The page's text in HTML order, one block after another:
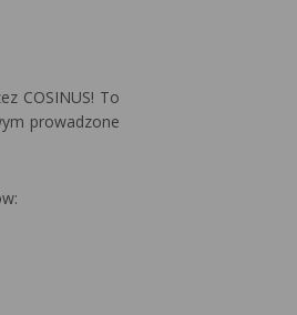
COSINUS! To
prowadzone